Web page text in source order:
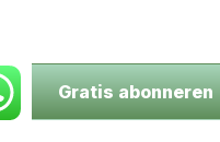
Gratis abonneren